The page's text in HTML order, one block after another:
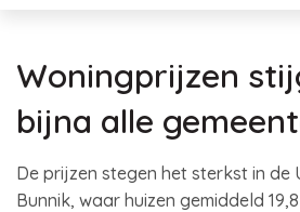
Woningprijzen
bijna alle
De prijzen stegen het sterkst in de
Bunnik, waar huizen gemiddeld